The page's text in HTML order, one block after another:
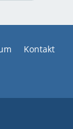
Kontakt